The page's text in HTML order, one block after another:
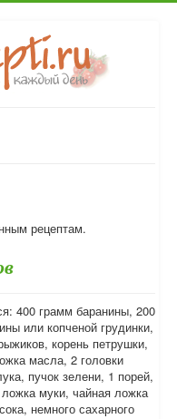
рецептам.
400 грамм баранины, 200
или копченой грудинки,
корень петрушки,
масла, 2 головки
пучок зелени, 1 порей,
муки, чайная ложка
немного сахарного